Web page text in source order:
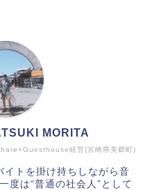
経営(宮崎県美郷町)
MORITA
トを掛け持ちしながら音
度は“普通の社会人”として